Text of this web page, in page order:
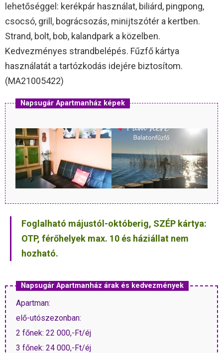
lehetőséggel: kerékpár használat, biliárd, pingpong,
csocsó, grill, bográcsozás, minijtszótér a kertben.
Strand, bolt, bob, kalandpark a közelben.
Kedvezményes strandbelépés. Fűzfő kártya
használatát a tartózkodás idejére biztosítom.
(MA21005422)
Napsugár Apartmanház képek
Foglalható májustól-októberig, SZÉP kártya:
OTP, férőhelyek max. 10 és háziállat nem
hozható.
Napsugár Apartmanház árak és kedvezmények
Apartman:
elő-utószezonban:
2 főnek: 22 000,-Ft/éj
3 főnek: 24 000,-Ft/éj